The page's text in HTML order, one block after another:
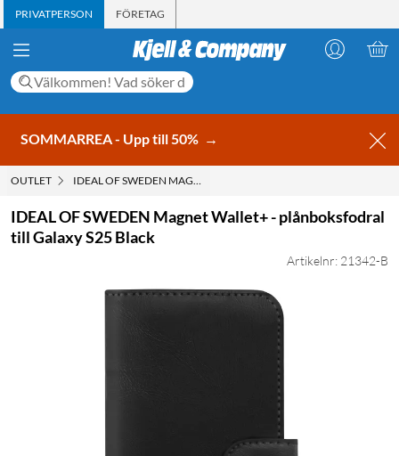
PRIVATPERSON FÖRETAG
SOMMARREA - Upp till 50% →
OUTLET IDEAL OF SWEDEN MAGNET WALLET+ - PLÅNBOKSFODRAL TILL
IDEAL OF SWEDEN Magnet Wallet+ - plånboksfodral
till Galaxy S25 Black
Artikelnr: 21342-B